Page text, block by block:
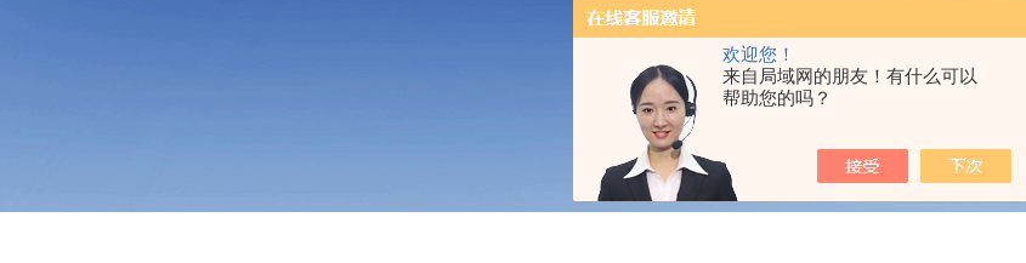
欢迎您！
来自局域网的朋友！有什么可以
帮助您的吗？